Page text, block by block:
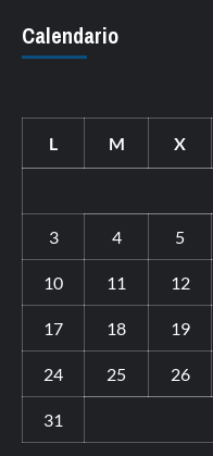
Calendario
L M X
3 4 5
10 11 12
17 18 19
24 25 26
31